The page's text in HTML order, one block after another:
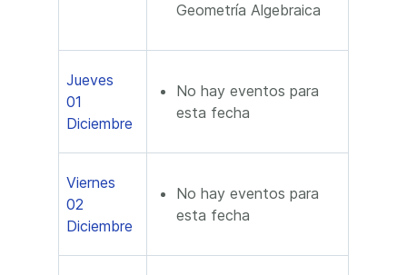
Geometría Algebraica
Jueves
01
Diciembre
No hay eventos para
esta fecha
Viernes
02
Diciembre
No hay eventos para
esta fecha